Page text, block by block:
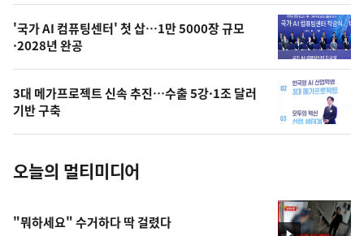
오
늘
사
진
'국가 AI 컴퓨팅센터' 첫 삽…1만 5000장 규모
·2028년 완공
3대 메가프로젝트 신속 추진…수출 5강·1조 달러
기반 구축
오늘의 멀티미디어
"뭐하세요" 수거하다 딱 걸렸다